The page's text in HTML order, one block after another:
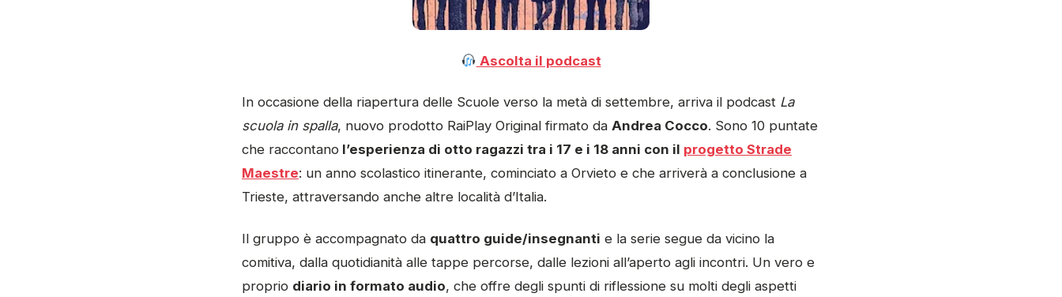
Ascolta il podcast
In occasione della riapertura delle Scuole verso la metà di settembre, arriva il podcast La
scuola in spalla, nuovo prodotto RaiPlay Original firmato da Andrea Cocco. Sono 10 puntate
che raccontano l’esperienza di otto ragazzi tra i 17 e i 18 anni con il progetto Strade
Maestre: un anno scolastico itinerante, cominciato a Orvieto e che arriverà a conclusione a
Trieste, attraversando anche altre località d’Italia.
Il gruppo è accompagnato da quattro guide/insegnanti e la serie segue da vicino la
comitiva, dalla quotidianità alle tappe percorse, dalle lezioni all’aperto agli incontri. Un vero e
proprio diario in formato audio, che offre degli spunti di riflessione su molti degli aspetti